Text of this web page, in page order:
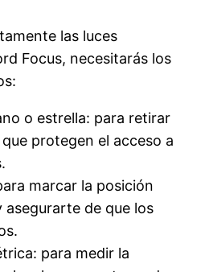
las luces
Focus, necesitarás los
o estrella: para retirar
protegen el acceso a
marcar la posición
asegurarte de que los
para medir la